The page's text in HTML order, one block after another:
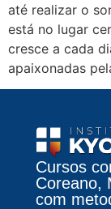
até realizar o
está no lugar
cresce a cada
apaixonadas
Cursos
Coreano,
com